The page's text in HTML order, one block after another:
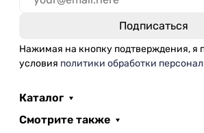
Нажимая на кнопку подтверждения, я
условия политики обработки
Каталог
Смотрите также